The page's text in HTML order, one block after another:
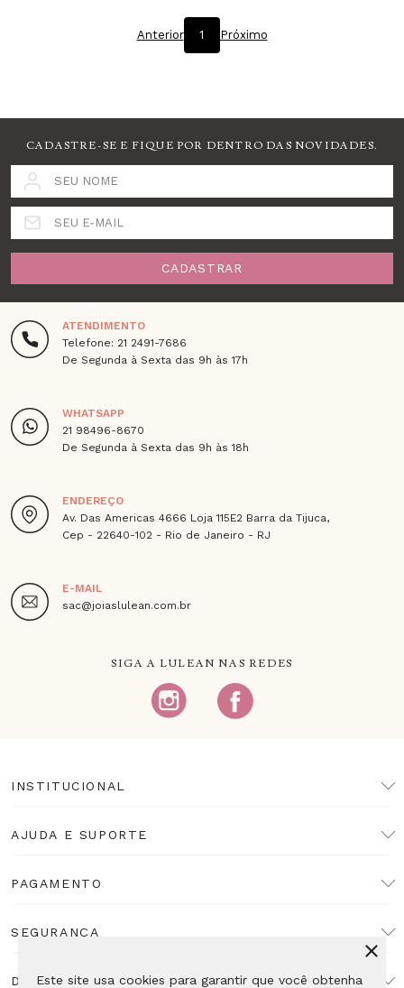
Este site usa cookies para garantir que você obtenha
Anterior 1 Próximo
CADASTRE-SE E FIQUE POR DENTRO DAS NOVIDADES.
SEU NOME
SEU E-MAIL
CADASTRAR
ATENDIMENTO
Telefone: 21 2491-7686
De Segunda à Sexta das 9h às 17h
WHATSAPP
21 98496-8670
De Segunda à Sexta das 9h às 18h
ENDEREÇO
Av. Das Americas 4666 Loja 115E2 Barra da Tijuca,
Cep - 22640-102 - Rio de Janeiro - RJ
E-MAIL
sac@joiaslulean.com.br
SIGA A LULEAN NAS REDES
INSTITUCIONAL
AJUDA E SUPORTE
PAGAMENTO
SEGURANÇA
DESENVOLVIMENTO